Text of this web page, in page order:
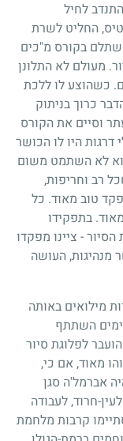
לחיל
החליט לשרת
בקורס מ"כים
מעולם לא התלונן
כשהוצע לו ללכת
כרוך בניתוק
וסיים את הקורס
דרגות היו לו הכושר
לא השתמט משום
רב וחריפות,
טוב מאוד. כל
בתפקידו
- ציינו מפקדו
מנהיגות, העושה
מילואים באותה
השתתף
לפלוגת סיור
מאוד, אם כי,
אברמל'ה סגן
חרוד, לעבודה
קרבות מלחמת